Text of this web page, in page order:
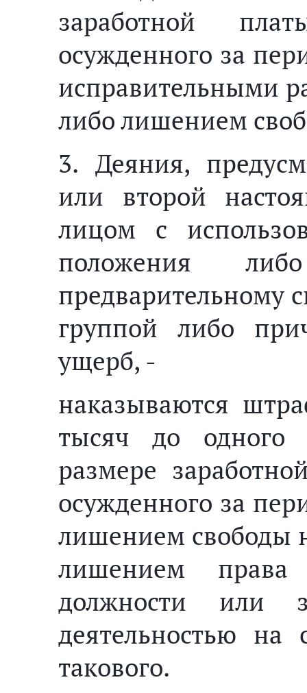
заработной
осужденного за
исправительными
либо лишением
3. Деяния,
или второй
лицом с
положения
предварительному
группой либо
ущерб, -
наказываются
тысяч до
размере
осужденного за
лишением свободы
лишением права
должности или
деятельностью
такового.